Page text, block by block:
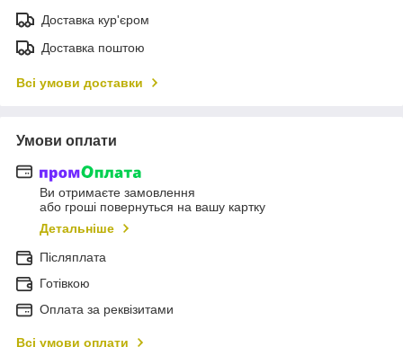
Доставка кур'єром
Доставка поштою
Всі умови доставки
Умови оплати
Ви отримаєте замовлення
або гроші повернуться на вашу картку
Детальніше
Післяплата
Готівкою
Оплата за реквізитами
Всі умови оплати